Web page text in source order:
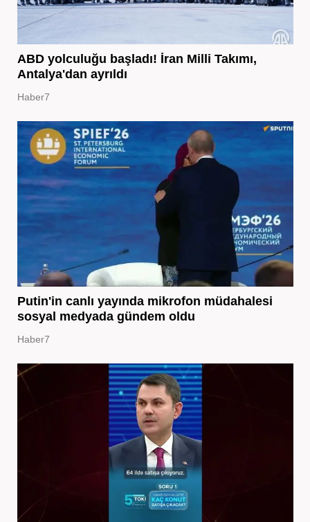
ABD yolculuğu başladı! İran Milli Takımı,
Antalya'dan ayrıldı
Haber7
Putin'in canlı yayında mikrofon müdahalesi
sosyal medyada gündem oldu
Haber7